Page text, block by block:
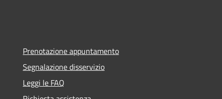
Prenotazione appuntamento
Segnalazione disservizio
Leggi le FAQ